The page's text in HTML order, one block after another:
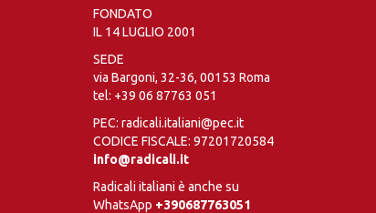
FONDATO
IL 14 LUGLIO 2001
SEDE
via Bargoni, 32-36, 00153 Roma
tel: +39 06 87763 051
PEC: radicali.italiani@pec.it
CODICE FISCALE: 97201720584
info@radicali.it
Radicali italiani è anche su
WhatsApp +390687763051